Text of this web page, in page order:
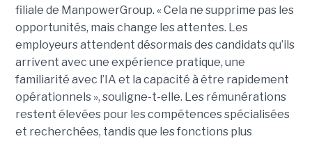
filiale de ManpowerGroup. « Cela ne supprime pas les
opportunités, mais change les attentes. Les
employeurs attendent désormais des candidats qu’ils
arrivent avec une expérience pratique, une
familiarité avec l’IA et la capacité à être rapidement
opérationnels », souligne-t-elle. Les rémunérations
restent élevées pour les compétences spécialisées
et recherchées, tandis que les fonctions plus